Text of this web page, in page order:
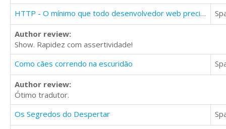
HTTP - O mínimo que todo desenvolvedor web precisa saber
Author review:
Show. Rapidez com assertividade!
Como cães correndo na escuridão
Author review:
Ótimo tradutor.
Os Segredos do Despertar